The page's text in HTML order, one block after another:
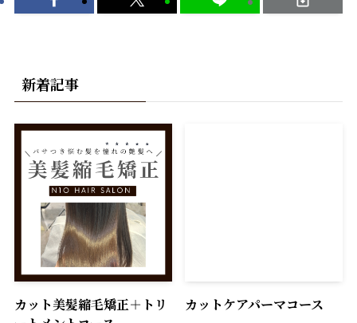
新着記事
カット美髪縮毛矯正＋トリ
カットケアパーマコース